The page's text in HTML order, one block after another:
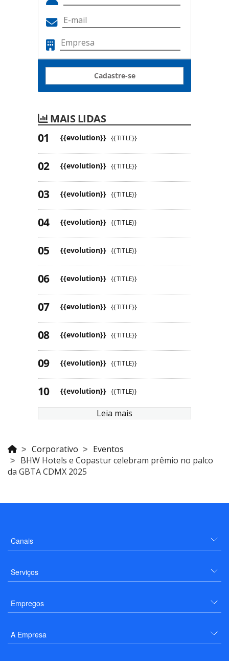
Cadastre-se
MAIS LIDAS
{{evolution}} {{TITLE}}
{{evolution}} {{TITLE}}
{{evolution}} {{TITLE}}
{{evolution}} {{TITLE}}
{{evolution}} {{TITLE}}
{{evolution}} {{TITLE}}
{{evolution}} {{TITLE}}
{{evolution}} {{TITLE}}
{{evolution}} {{TITLE}}
{{evolution}} {{TITLE}}
Leia mais
Corporativo
Eventos
BHW Hotels e Copastur celebram prêmio no palco
da GBTA CDMX 2025
Canais
Serviços
Empregos
A Empresa